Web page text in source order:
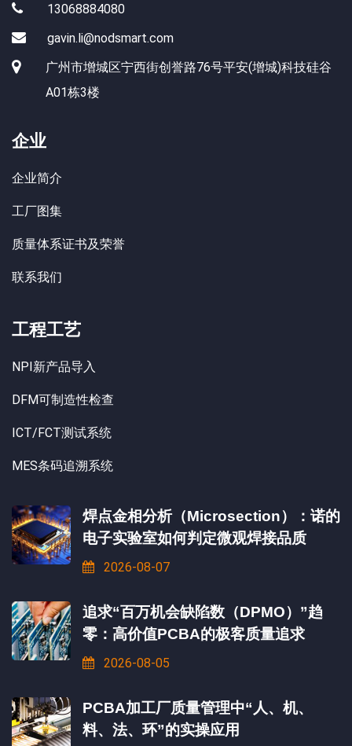
13068884080
gavin.li@nodsmart.com
广州市增城区宁西街创誉路76号平安(增城)科技硅谷
A01栋3楼
企业
企业简介
工厂图集
质量体系证书及荣誉
联系我们
工程工艺
NPI新产品导入
DFM可制造性检查
ICT/FCT测试系统
MES条码追溯系统
焊点金相分析（Microsection）：诺的
电子实验室如何判定微观焊接品质
2026-08-07
追求“百万机会缺陷数（DPMO）”趋
零：高价值PCBA的极客质量追求
2026-08-05
PCBA加工厂质量管理中“人、机、
料、法、环”的实操应用